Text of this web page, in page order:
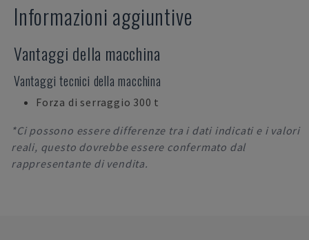
Informazioni aggiuntive
Vantaggi della macchina
Vantaggi tecnici della macchina
Forza di serraggio 300 t
*Ci possono essere differenze tra i dati indicati e i valori
reali, questo dovrebbe essere confermato dal
rappresentante di vendita.